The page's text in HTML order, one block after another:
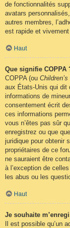
de fonctionnalités
avatars
autres membres,
est rapide et
Haut
Que signifie COPPA
COPPA (ou
aux États-Unis qui dit
informations de
consentement écrit
ces informations
vous n’êtes pas sûr
enregistrez ou que
juridique pour obtenir
propriétaires de ce
ne sauraient être
à l’exception de
les abus ou les
Haut
Je souhaite
Il est possible qu’un